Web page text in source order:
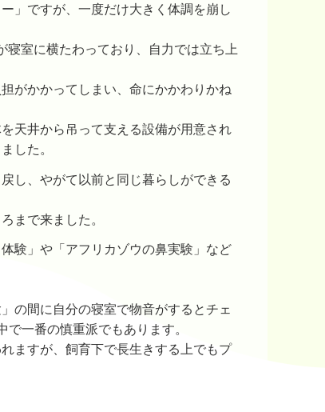
」ですが、一度だけ大きく体調を崩し
室に横たわっており、自力では立ち上
がかかってしまい、命にかかわりかね
天井から吊って支える設備が用意され
した。
し、やがて以前と同じ暮らしができる
まで来ました。
験」や「アフリカゾウの鼻実験」など
の間に自分の寝室で物音がするとチェ
一番の慎重派でもあります。
ますが、飼育下で長生きする上でもプ